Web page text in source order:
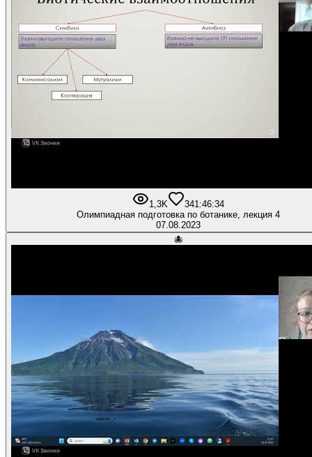
1,3K 341:46:34
Олимпиадная подготовка по ботанике, лекция 4
07.08.2023
🐙